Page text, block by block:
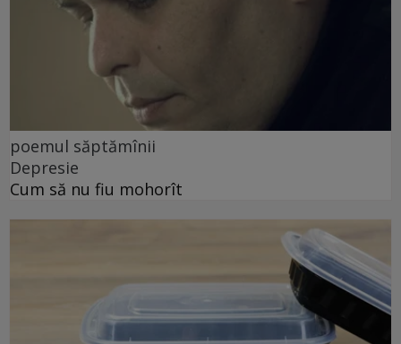
poemul săptămînii
Depresie
Cum să nu fiu mohorît